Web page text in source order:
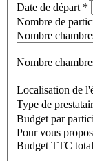
Date de départ *
Nombre de
Nombre
Nombre
Localisation de
Type de
Budget par
Pour vous
Budget TTC total